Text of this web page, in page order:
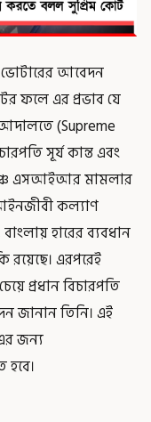
আবেদন
ফলে এর প্রভাব যে
(Supreme
সূর্য কান্ত এবং
এসআইআর মামলার
কল্যাণ
হারের ব্যবধান
রয়েছে। এরপরেই
প্রধান বিচারপতি
জানান তিনি। এই
জন্য